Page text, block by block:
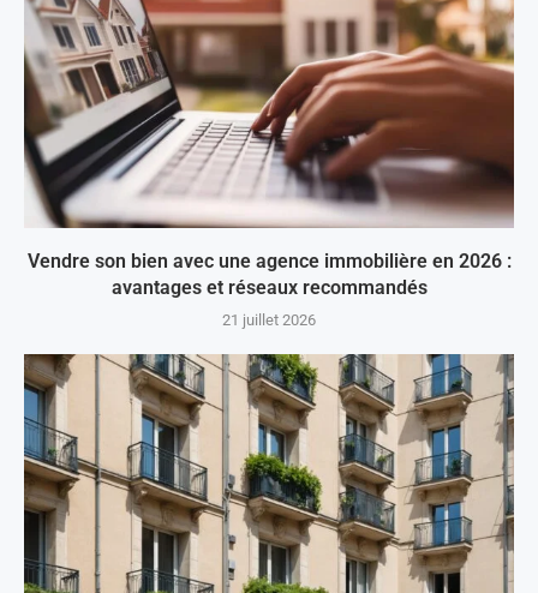
Vendre son bien avec une agence immobilière en 2026 :
avantages et réseaux recommandés
21 juillet 2026